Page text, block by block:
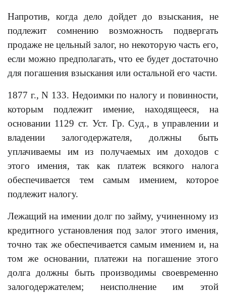
Напротив, когда дело дойдет до взыскания, не
подлежит сомнению возможность подвергать
продаже не цельный залог, но некоторую часть его,
если можно предполагать, что ее будет достаточно
для погашения взыскания или остальной его части.
1877 г., N 133. Недоимки по налогу и повинности,
которым подлежит имение, находящееся, на
основании 1129 ст. Уст. Гр. Суд., в управлении и
владении залогодержателя, должны быть
уплачиваемы им из получаемых им доходов с
этого имения, так как платеж всякого налога
обеспечивается тем самым имением, которое
подлежит налогу.
Лежащий на имении долг по займу, учиненному из
кредитного установления под залог этого имения,
точно так же обеспечивается самым имением и, на
том же основании, платежи на погашение этого
долга должны быть производимы своевременно
залогодержателем; неисполнение им этой